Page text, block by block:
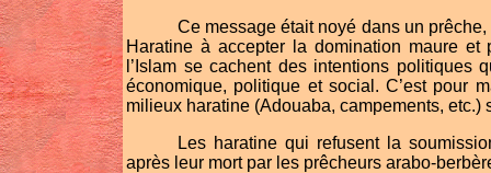
Ce message était noyé dans un
Haratine à accepter la domination maure
l’Islam se cachent des intentions
économique, politique et social. C’est pour
milieux haratine (Adouaba, campements,
Les haratine qui refusent la
après leur mort par les prêcheurs arabo-